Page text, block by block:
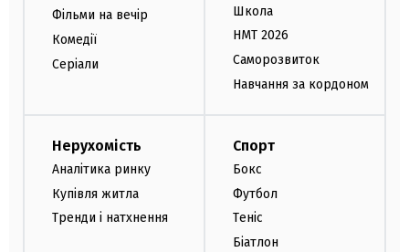
Фільми на вечір
Комедії
Серіали
Школа
НМТ 2026
Саморозвиток
Навчання за кордоном
Нерухомість
Аналітика ринку
Купівля житла
Тренди і натхнення
Спорт
Бокс
Футбол
Теніс
Біатлон